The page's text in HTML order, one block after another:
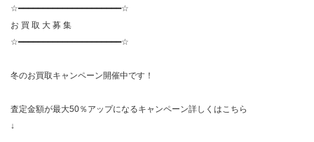
☆━━━━━━━━━━━━━━━━━━━━━☆
お 買 取 大 募 集
☆━━━━━━━━━━━━━━━━━━━━━☆
冬のお買取キャンペーン開催中です！
査定金額が最大50％アップになるキャンペーン詳しくはこちら
↓